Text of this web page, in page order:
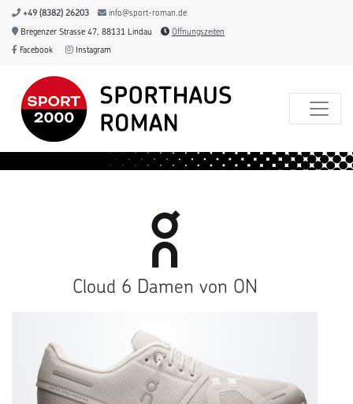
+49 (8382) 26203 info@sport-roman.de
Bregenzer Strasse 47, 88131 Lindau Öffnungszeiten
Facebook Instagram
Cloud 6 Damen von ON